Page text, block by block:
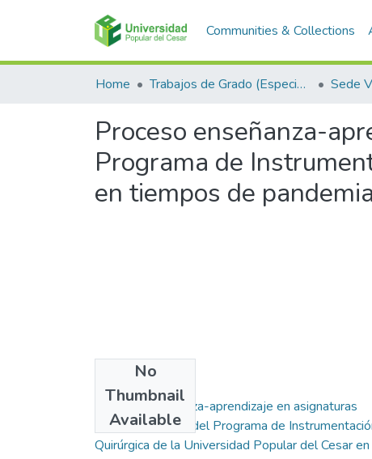
Communities & Collections
Home Trabajos de Grado (Especializaciones y Pregrados) Sede
Proceso enseñanza-
Programa de
en tiempos de
No
Thumbnail
Available
Proceso enseñanza-aprendizaje en asignaturas
teórico-prácticas del Programa de
Quirúrgica de la Universidad Popular del Cesar en